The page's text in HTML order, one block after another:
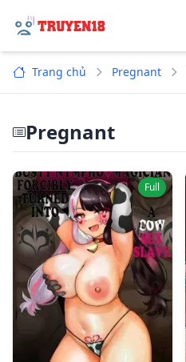
Trang chủ Pregnant
Pregnant
Full